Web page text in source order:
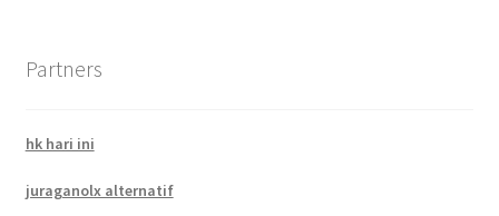
Partners
hk hari ini
juraganolx alternatif